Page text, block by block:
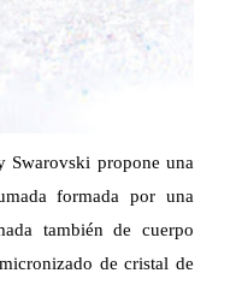
Swarovski propone una
formada por una
también de cuerpo
de cristal de